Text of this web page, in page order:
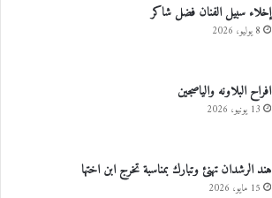
إخلاء سبيل الفنان فضل شاكر
8 يوليو، 2026
افراح البلاونه والياصجين
13 يونيو، 2026
هند الرشدان تهنئ وتبارك بمناسبة تخرج ابن اختها
15 مايو، 2026